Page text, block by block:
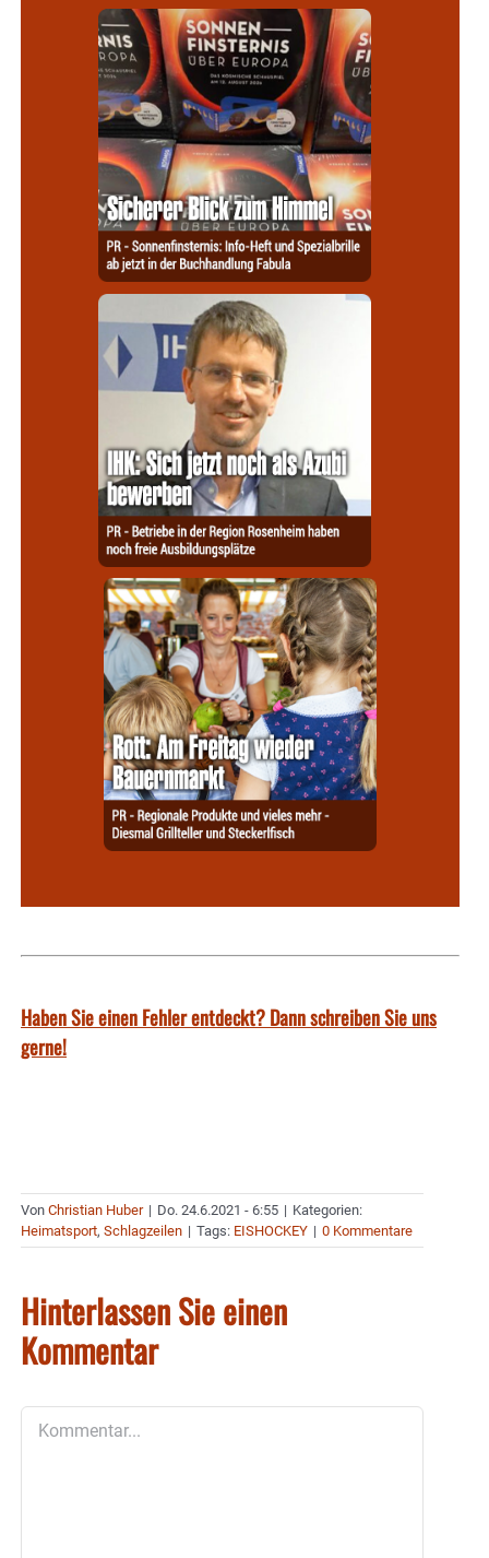
Haben Sie einen Fehler entdeckt? Dann schreiben Sie uns
gerne!
Von Christian Huber | Do. 24.6.2021 - 6:55 | Kategorien:
Heimatsport, Schlagzeilen | Tags: EISHOCKEY | 0 Kommentare
Hinterlassen Sie einen
Kommentar